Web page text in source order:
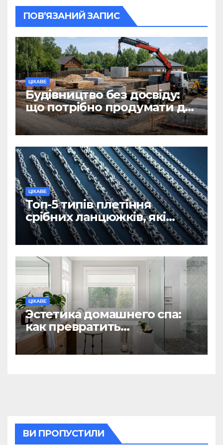
ПОВ’ЯЗАНИЙ ЗАПИС
ЦІКАВЕ
Будівництво без досвіду:
що потрібно продумати до
першої доставки на
ділянку
ЦІКАВЕ
Топ-5 типів плетіння
срібних ланцюжків, які
вважаються
найнадійнішими
ЦІКАВЕ
Эстетика домашнего спа:
как превратить
ежедневную гигиену в
восстанавливающий
ВИ ПРОПУСТИЛИ